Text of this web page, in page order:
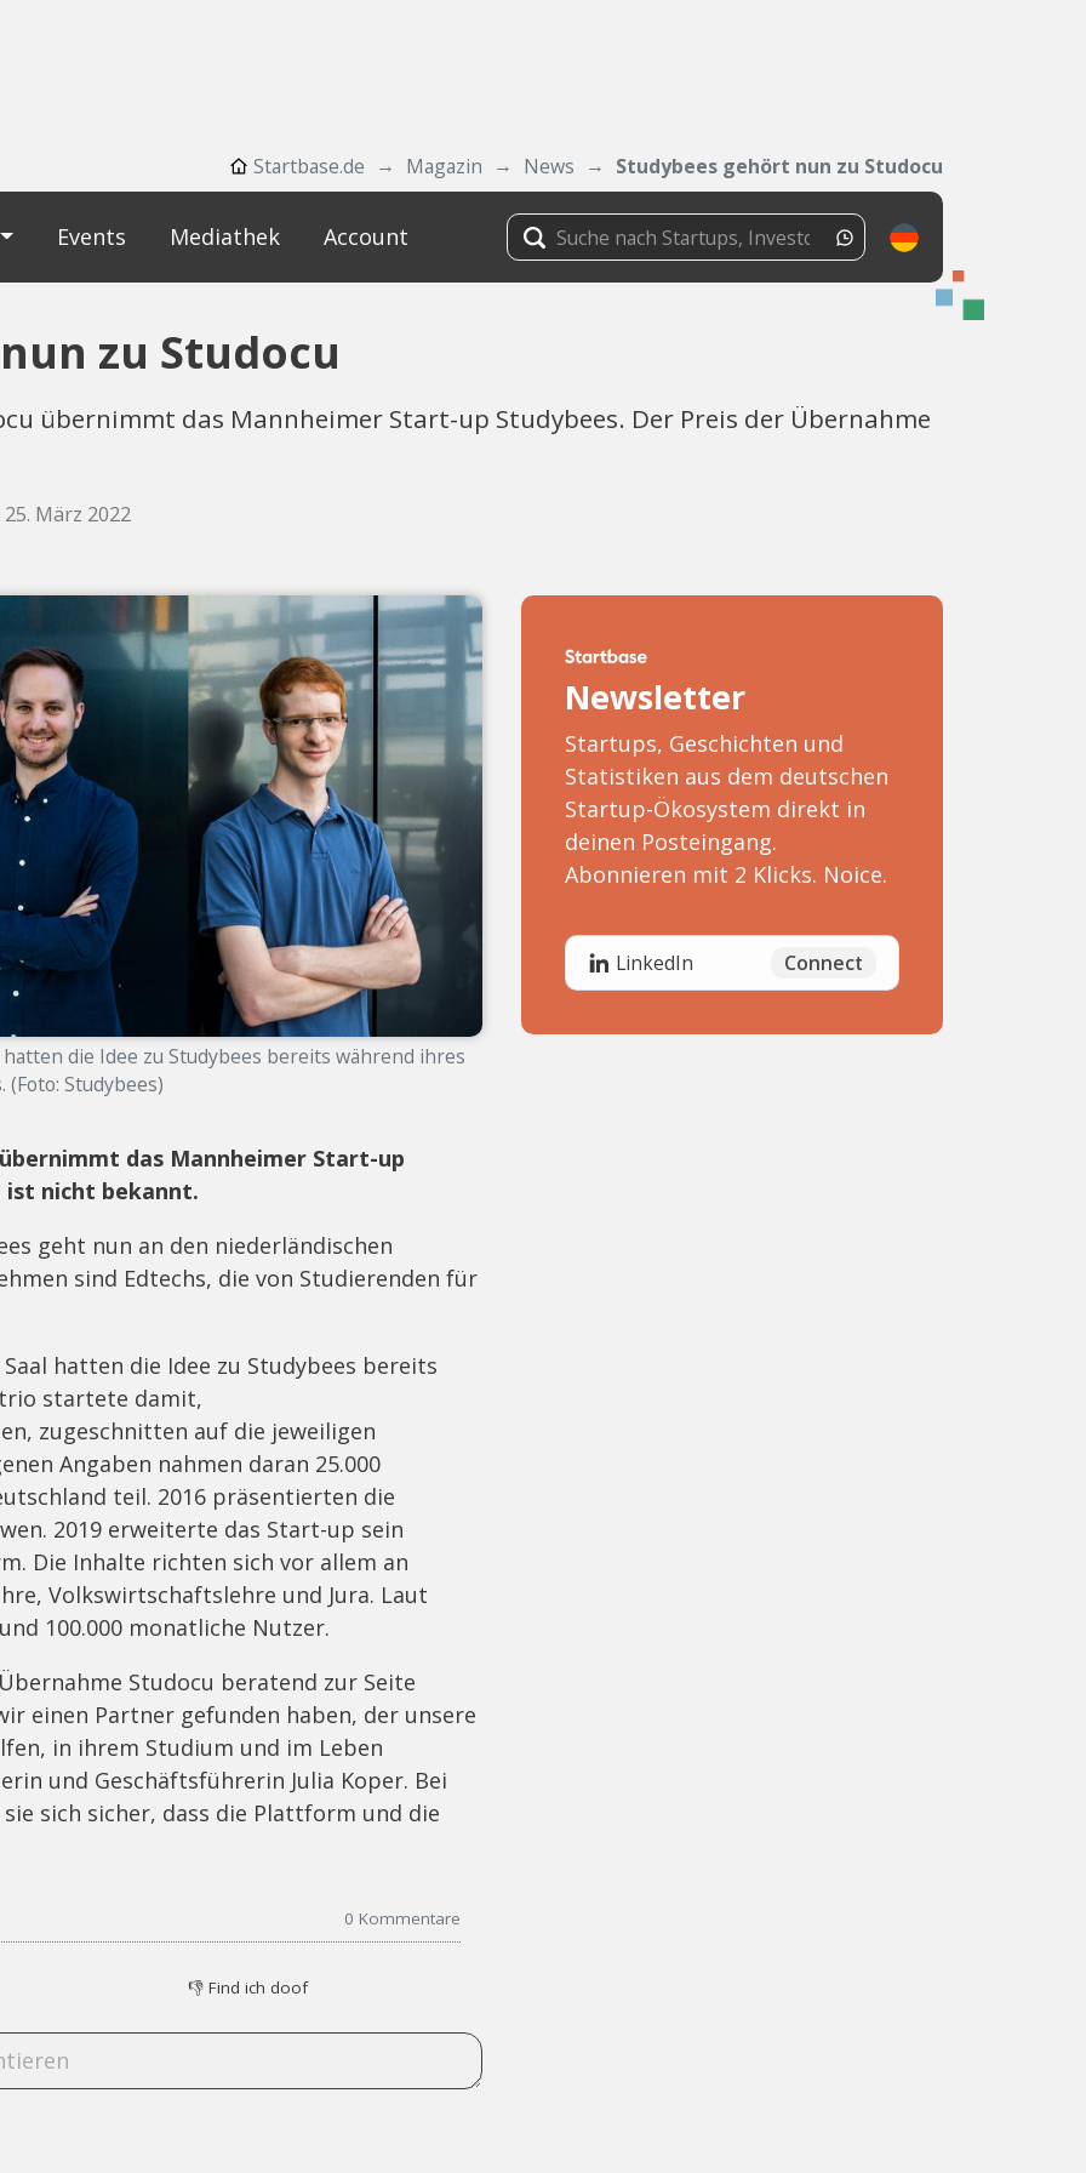
Startbase.de Magazin News Studybees gehört nun zu Studocu
Events Mediathek Account
zu Studocu
übernimmt das Mannheimer Start-up Studybees. Der Preis der Übernahme
März 2022
hatten die Idee zu Studybees bereits während ihres
(Foto: Studybees)
das Mannheimer Start-up
ist nicht bekannt.
geht nun an den niederländischen
sind Edtechs, die von Studierenden für
hatten die Idee zu Studybees bereits
startete damit,
zugeschnitten auf die jeweiligen
Angaben nahmen daran 25.000
teil. 2016 präsentierten die
2019 erweiterte das Start-up sein
Die Inhalte richten sich vor allem an
Volkswirtschaftslehre und Jura. Laut
100.000 monatliche Nutzer.
Studocu beratend zur Seite
einen Partner gefunden haben, der unsere
in ihrem Studium und im Leben
und Geschäftsführerin Julia Koper. Bei
sich sicher, dass die Plattform und die
0 Kommentare
👎 Find ich doof
Newsletter
Startups, Geschichten und
Statistiken aus dem deutschen
Startup-Ökosystem direkt in
deinen Posteingang.
Abonnieren mit 2 Klicks. Noice.
LinkedIn Connect